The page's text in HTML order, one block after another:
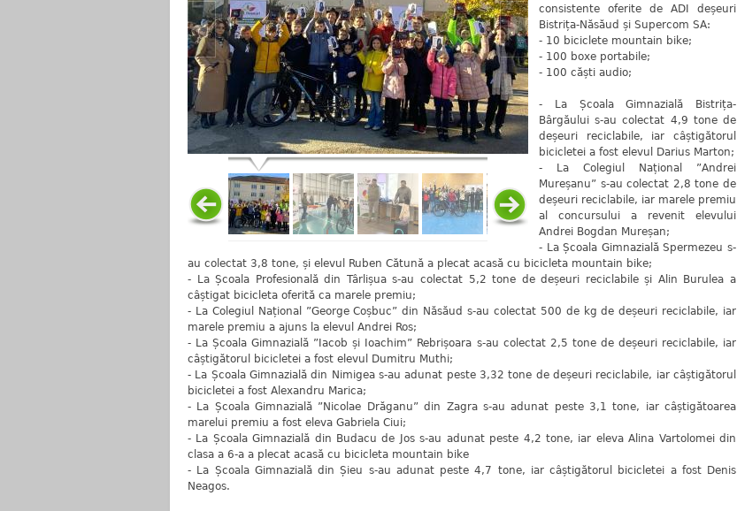
consistente oferite de ADI deșeuri
Bistrița-Năsăud și Supercom SA:
- 10 biciclete mountain bike;
- 100 boxe portabile;
- 100 căști audio;
- La Școala Gimnazială Bistrița-
Bârgăului s-au colectat 4,9 tone de
deșeuri reciclabile, iar câștigătorul
bicicletei a fost elevul Darius Marton;
- La Colegiul Național ”Andrei
Mureșanu” s-au colectat 2,8 tone de
deșeuri reciclabile, iar marele premiu
al concursului a revenit elevului
Andrei Bogdan Mureșan;
- La Școala Gimnazială Spermezeu s-
au colectat 3,8 tone, și elevul Ruben Cătună a plecat acasă cu bicicleta mountain bike;
- La Școala Profesională din Târlișua s-au colectat 5,2 tone de deșeuri reciclabile și Alin Burulea a
câștigat bicicleta oferită ca marele premiu;
- La Colegiul Național ”George Coșbuc” din Năsăud s-au colectat 500 de kg de deșeuri reciclabile, iar
marele premiu a ajuns la elevul Andrei Ros;
- La Școala Gimnazială ”Iacob și Ioachim” Rebrișoara s-au colectat 2,5 tone de deșeuri reciclabile, iar
câștigătorul bicicletei a fost elevul Dumitru Muthi;
- La Școala Gimnazială din Nimigea s-au adunat peste 3,32 tone de deșeuri reciclabile, iar câștigătorul
bicicletei a fost Alexandru Marica;
- La Școala Gimnazială ”Nicolae Drăganu” din Zagra s-au adunat peste 3,1 tone, iar câștigătoarea
marelui premiu a fost eleva Gabriela Ciui;
- La Școala Gimnazială din Budacu de Jos s-au adunat peste 4,2 tone, iar eleva Alina Vartolomei din
clasa a 6-a a plecat acasă cu bicicleta mountain bike
- La Școala Gimnazială din Șieu s-au adunat peste 4,7 tone, iar câștigătorul bicicletei a fost Denis
Neagos.